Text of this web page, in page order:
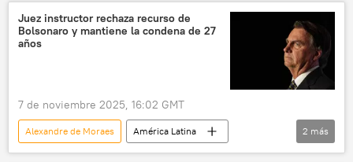
Juez instructor rechaza recurso de
Bolsonaro y mantiene la condena de 27
años
7 de noviembre 2025, 16:02 GMT
Alexandre de Moraes
América Latina
Brasil
Jair Bolsonaro justicia
2 más